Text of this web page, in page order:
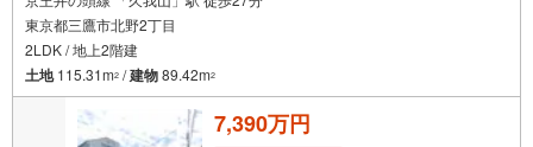
東京都三鷹市北野2丁目
2LDK / 地上2階建
土地115.31m2 /建物89.42m2
7,390万円